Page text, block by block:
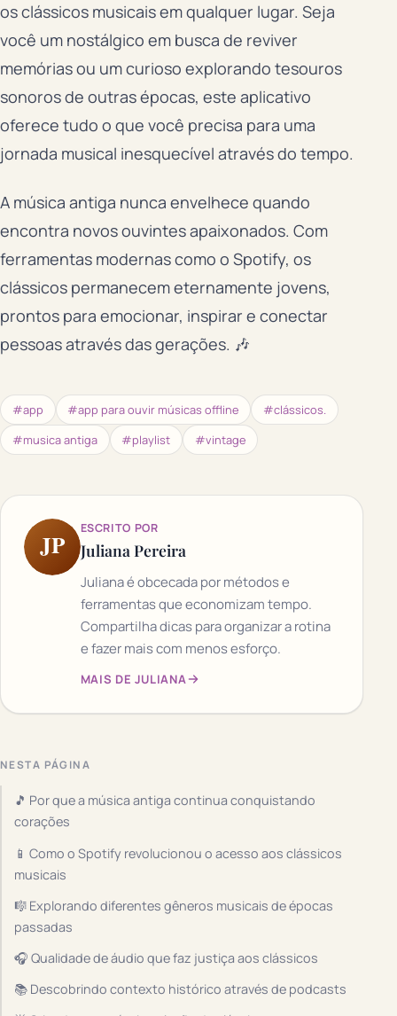
os clássicos musicais em qualquer lugar. Seja
você um nostálgico em busca de reviver
memórias ou um curioso explorando tesouros
sonoros de outras épocas, este aplicativo
oferece tudo o que você precisa para uma
jornada musical inesquecível através do tempo.
A música antiga nunca envelhece quando
encontra novos ouvintes apaixonados. Com
ferramentas modernas como o Spotify, os
clássicos permanecem eternamente jovens,
prontos para emocionar, inspirar e conectar
pessoas através das gerações. 🎶
#app #app para ouvir músicas offline
#clássicos.
#musica antiga
#playlist #vintage
JP
ESCRITO POR
Juliana Pereira
Juliana é obcecada por métodos e
ferramentas que economizam tempo.
Compartilha dicas para organizar a rotina
e fazer mais com menos esforço.
MAIS DE JULIANA
NESTA PÁGINA
🎵 Por que a música antiga continua conquistando
corações
📱 Como o Spotify revolucionou o acesso aos clássicos
musicais
🎼 Explorando diferentes gêneros musicais de épocas
passadas
🎧 Qualidade de áudio que faz justiça aos clássicos
📚 Descobrindo contexto histórico através de podcasts